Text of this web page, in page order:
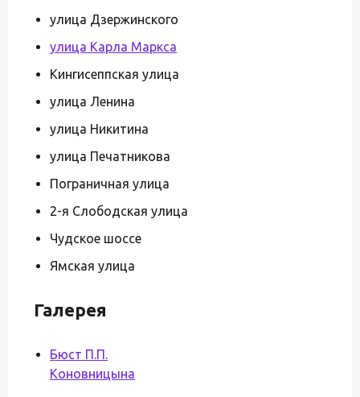
улица Дзержинского
улица Карла Маркса
Кингисеппская улица
улица Ленина
улица Никитина
улица Печатникова
Пограничная улица
2-я Слободская улица
Чудское шоссе
Ямская улица
Галерея
Бюст П.П.
Коновницына